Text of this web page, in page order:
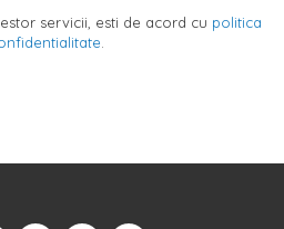
servicii, esti de acord cu politica